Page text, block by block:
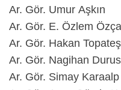
Ar. Gör. Umur Aşkın
Ar. Gör. E. Özlem
Ar. Gör. Hakan Topateş
Ar. Gör. Nagihan
Ar. Gör. Simay Karaalp